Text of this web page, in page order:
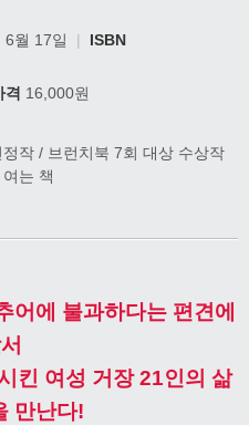
6월 17일 |
ISBN
격 16,000원
작 / 브런치북 7회 대상 수상작
는 책
어에 불과하다는 편견에
킨 여성 거장 21인의 삶
만난다!